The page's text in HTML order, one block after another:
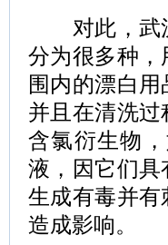
对此，武汉
分为很多种
围内的漂白
并且在清洗
含氯衍生物
液，因它们
生成有毒并
造成影响。